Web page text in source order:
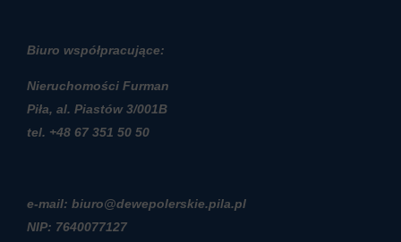
Biuro współpracujące:
Nieruchomości Furman
Piła, al. Piastów 3/001B
tel. +48 67 351 50 50
e-mail: biuro@dewepolerskie.pila.pl
NIP: 7640077127